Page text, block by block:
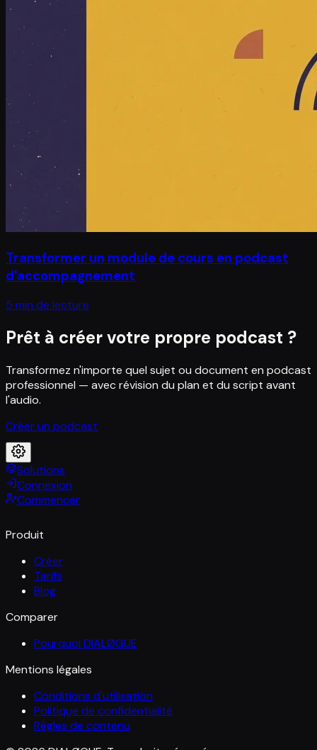
Transformer un module de cours en podcast
d'accompagnement
5 min de lecture
Prêt à créer votre propre podcast ?
Transformez n'importe quel sujet ou document en podcast
professionnel — avec révision du plan et du script avant
l'audio.
Créer un podcast
Solutions
Connexion
Commencer
Produit
Créer
Tarifs
Blog
Comparer
Pourquoi DIALØGUE
Mentions légales
Conditions d'utilisation
Politique de confidentialité
Règles de contenu